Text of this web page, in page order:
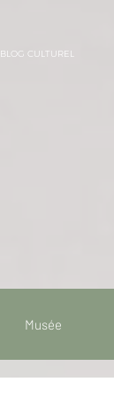
BLOG CULTUREL
Musée